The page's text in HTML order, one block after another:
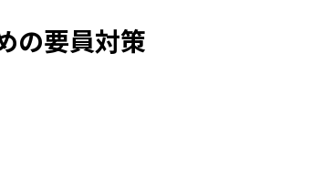
の要員対策